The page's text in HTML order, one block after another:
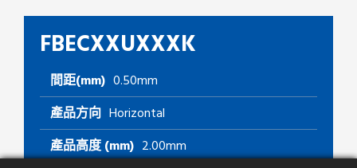
FBECXXUXXXK
間距(mm) 0.50mm
產品方向 Horizontal
產品高度 (mm) 2.00mm